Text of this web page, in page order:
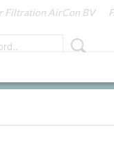
Filtration AirCon BV
m3/uur)>VT Filterbox